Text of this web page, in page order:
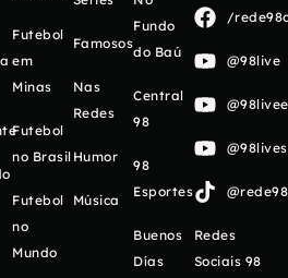
Futebol
em
Minas
Futebol
no Brasil
Futebol
no
Mundo
Famosos
Nas
Redes
Humor
Música
Fundo
do Baú
Central
98
98
Esportes
Buenos
Días
/
@98live
Redes
Sociais 98